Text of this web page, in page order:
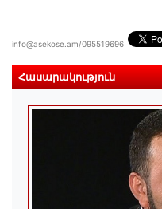
info@asekose.am/095519696
Հասարակություն